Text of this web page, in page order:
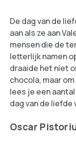
De dag van de
aan als ze aan
mensen die de
letterlijk namen
draaide het niet
chocola, maar
lees je een
dag van de
Oscar